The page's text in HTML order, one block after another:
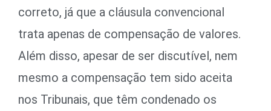
correto, já que a cláusula convencional
trata apenas de compensação de valores.
Além disso, apesar de ser discutível, nem
mesmo a compensação tem sido aceita
nos Tribunais, que têm condenado os